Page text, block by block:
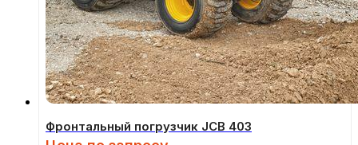
Фронтальный погрузчик JCB 403